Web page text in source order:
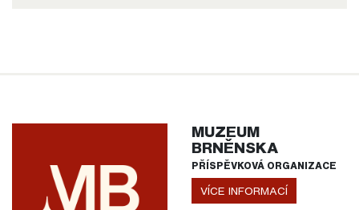
MUZEUM
BRNĚNSKA
PŘÍSPĚVKOVÁ ORGANIZACE
VÍCE INFORMACÍ